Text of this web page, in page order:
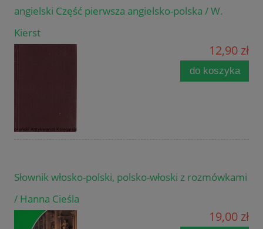
angielski Część pierwsza angielsko-polska / W.
Kierst
12,90 zł
do koszyka
Słownik włosko-polski, polsko-włoski z rozmówkami
/ Hanna Cieśla
19,00 zł